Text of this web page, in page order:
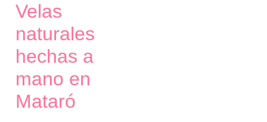
Velas
naturales
hechas a
mano en
Mataró